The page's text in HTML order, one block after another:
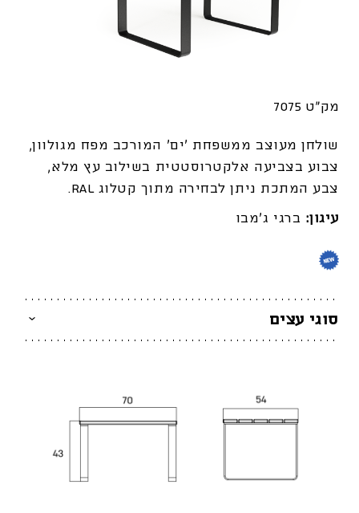
מק"ט 7075
שולחן מעוצב ממשפחת ‘ים’ המורכב מפח מגולוון,
צבוע בצביעה אלקטרוסטטית בשילוב עץ מלא,
צבע המתכת ניתן לבחירה מתוך קטלוג RAL.
עיגון: ברגי ג'מבו
סוגי עצים